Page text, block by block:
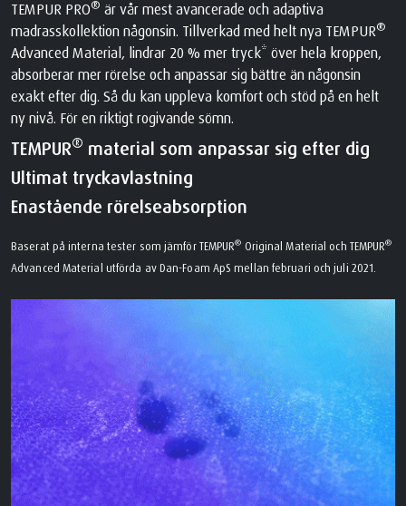
TEMPUR PRO® är vår mest avancerade och adaptiva
madrasskollektion någonsin. Tillverkad med helt nya TEMPUR®
Advanced Material, lindrar 20 % mer tryck* över hela kroppen,
absorberar mer rörelse och anpassar sig bättre än någonsin
exakt efter dig. Så du kan uppleva komfort och stöd på en helt
ny nivå. För en riktigt rogivande sömn.
TEMPUR® material som anpassar sig efter dig
Ultimat tryckavlastning
Enastående rörelseabsorption
Baserat på interna tester som jämför TEMPUR® Original Material och TEMPUR®
Advanced Material utförda av Dan-Foam ApS mellan februari och juli 2021.